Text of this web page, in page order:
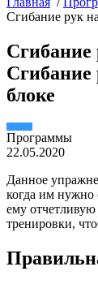
Сгибание рук
Сгибание
Сгибание
блоке
Пpогpаммы
22.05.2020
Данное
когда им нужно
ему
тренировки,